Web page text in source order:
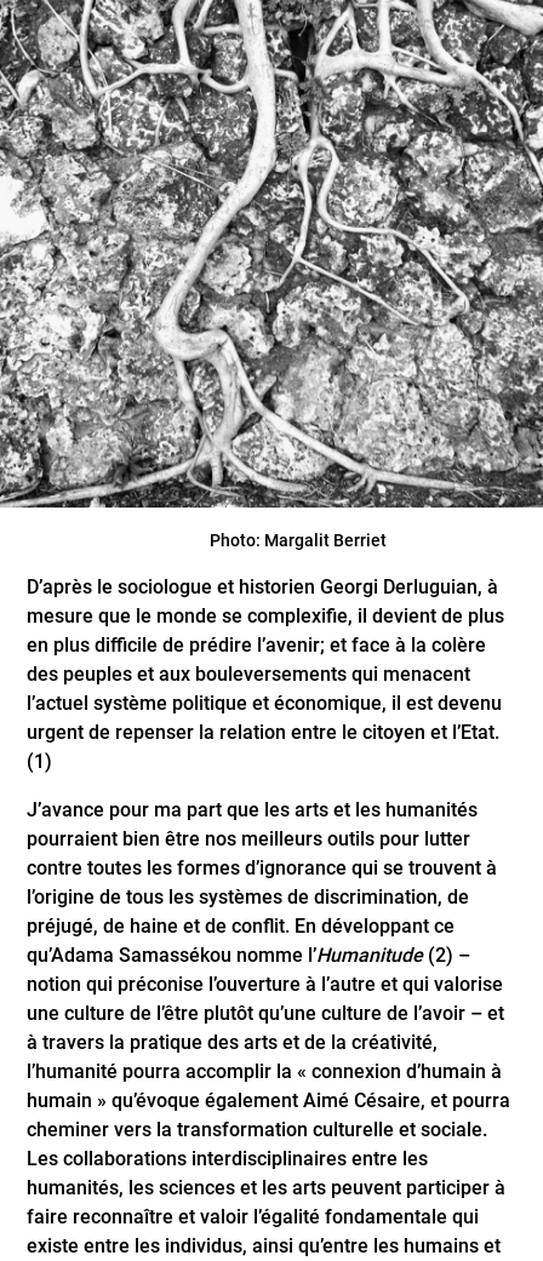
Photo: Margalit Berriet
D’après le sociologue et historien Georgi Derluguian, à
mesure que le monde se complexifie, il devient de plus
en plus difficile de prédire l’avenir; et face à la colère
des peuples et aux bouleversements qui menacent
l’actuel système politique et économique, il est devenu
urgent de repenser la relation entre le citoyen et l’Etat.
(1)
J’avance pour ma part que les arts et les humanités
pourraient bien être nos meilleurs outils pour lutter
contre toutes les formes d’ignorance qui se trouvent à
l’origine de tous les systèmes de discrimination, de
préjugé, de haine et de conflit. En développant ce
qu’Adama Samassékou nomme l’Humanitude(2) –
notion qui préconise l’ouverture à l’autre et qui valorise
une culture de l’être plutôt qu’une culture de l’avoir – et
à travers la pratique des arts et de la créativité,
l’humanité pourra accomplir la « connexion d’humain à
humain » qu’évoque également Aimé Césaire, et pourra
cheminer vers la transformation culturelle et sociale.
Les collaborations interdisciplinaires entre les
humanités, les sciences et les arts peuvent participer à
faire reconnaître et valoir l’égalité fondamentale qui
existe entre les individus, ainsi qu’entre les humains et